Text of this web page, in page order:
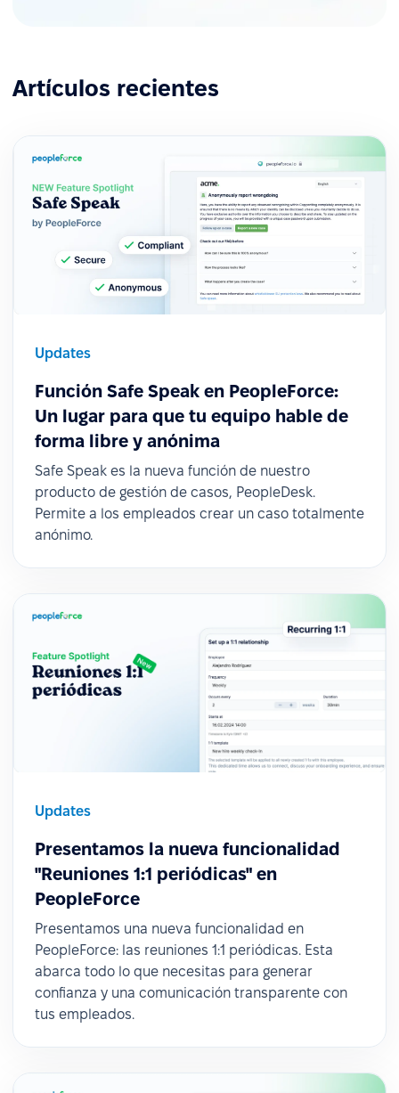
Artículos recientes
Updates
Función Safe Speak en PeopleForce:
Un lugar para que tu equipo hable de
forma libre y anónima
Safe Speak es la nueva función de nuestro
producto de gestión de casos, PeopleDesk.
Permite a los empleados crear un caso totalmente
anónimo.
Updates
Presentamos la nueva funcionalidad
"Reuniones 1:1 periódicas" en
PeopleForce
Presentamos una nueva funcionalidad en
PeopleForce: las reuniones 1:1 periódicas. Esta
abarca todo lo que necesitas para generar
confianza y una comunicación transparente con
tus empleados.